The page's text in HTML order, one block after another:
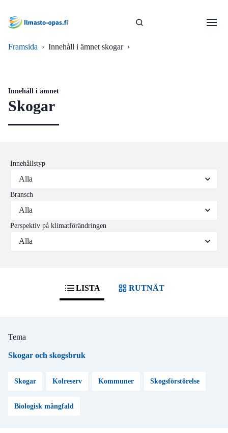
Framsida › Innehåll i ämnet skogar ›
Innehåll i ämnet
Skogar
Innehållstyp
Bransch
Perspektiv på klimatförändringen
LISTA RUTNÄT
Tema
Skogar och skogsbruk
Skogar Kolreserv Kommuner Skogsförstörelse
Biologisk mångfald